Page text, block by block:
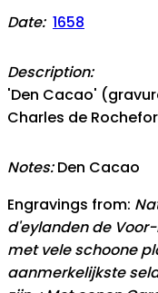
Date: 1658
Description:
'Den Cacao'
Charles de
Notes:Den Cacao
Engravings from:
d'eylanden de
met vele schoone
aanmerkelijkste